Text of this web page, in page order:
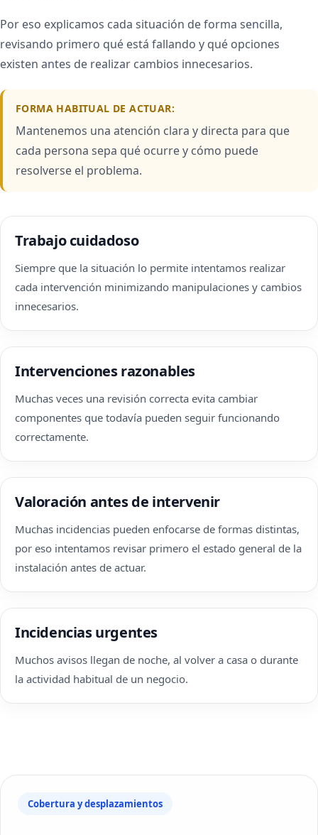
Por eso explicamos cada situación de forma sencilla,
revisando primero qué está fallando y qué opciones
existen antes de realizar cambios innecesarios.
FORMA HABITUAL DE ACTUAR:
Mantenemos una atención clara y directa para que
cada persona sepa qué ocurre y cómo puede
resolverse el problema.
Trabajo cuidadoso
Siempre que la situación lo permite intentamos realizar
cada intervención minimizando manipulaciones y cambios
innecesarios.
Intervenciones razonables
Muchas veces una revisión correcta evita cambiar
componentes que todavía pueden seguir funcionando
correctamente.
Valoración antes de intervenir
Muchas incidencias pueden enfocarse de formas distintas,
por eso intentamos revisar primero el estado general de la
instalación antes de actuar.
Incidencias urgentes
Muchos avisos llegan de noche, al volver a casa o durante
la actividad habitual de un negocio.
Cobertura y desplazamientos